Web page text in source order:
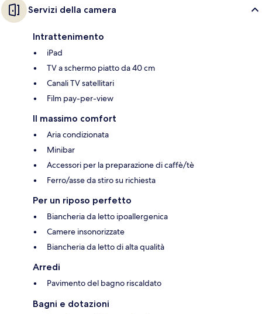
Servizi della camera
Intrattenimento
iPad
TV a schermo piatto da 40 cm
Canali TV satellitari
Film pay-per-view
Il massimo comfort
Aria condizionata
Minibar
Accessori per la preparazione di caffè/tè
Ferro/asse da stiro su richiesta
Per un riposo perfetto
Biancheria da letto ipoallergenica
Camere insonorizzate
Biancheria da letto di alta qualità
Arredi
Pavimento del bagno riscaldato
Bagni e dotazioni